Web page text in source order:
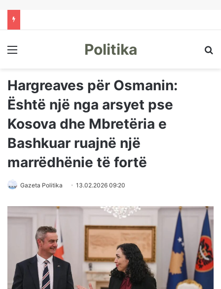
Menu Politika
Hargreaves për Osmanin:
Është një nga arsyet pse
Kosova dhe Mbretëria e
Bashkuar ruajnë një
marrëdhënie të fortë
Gazeta Politika 13.02.2026 09:20